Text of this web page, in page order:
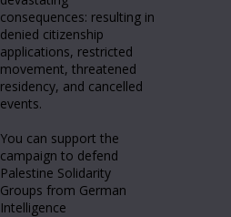
consequences: resulting in
denied citizenship
applications, restricted
movement, threatened
residency, and cancelled
events.
You can support the
campaign to defend
Palestine Solidarity
Groups from German
Intelligence